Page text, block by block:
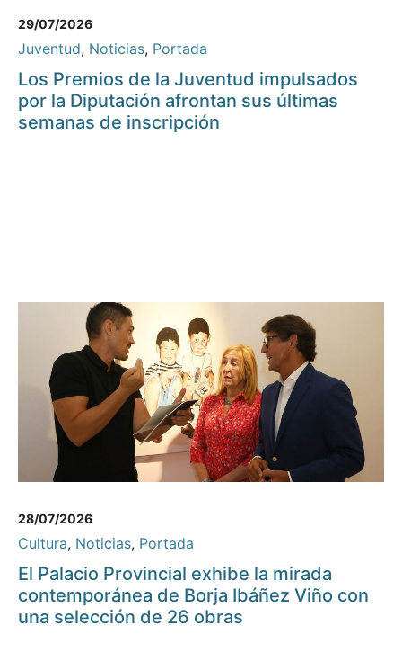
29/07/2026
Juventud, Noticias, Portada
Los Premios de la Juventud impulsados
por la Diputación afrontan sus últimas
semanas de inscripción
28/07/2026
Cultura, Noticias, Portada
El Palacio Provincial exhibe la mirada
contemporánea de Borja Ibáñez Viño con
una selección de 26 obras